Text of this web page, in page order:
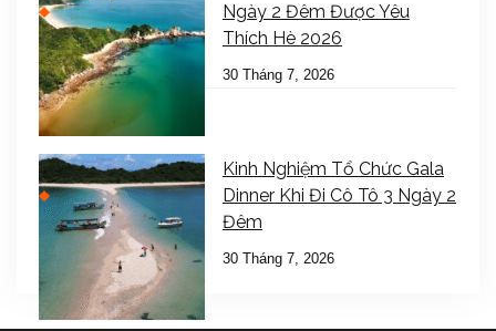
Ngày 2 Đêm Được Yêu
Thích Hè 2026
30 Tháng 7, 2026
Kinh Nghiệm Tổ Chức Gala
Dinner Khi Đi Cô Tô 3 Ngày 2
Đêm
30 Tháng 7, 2026